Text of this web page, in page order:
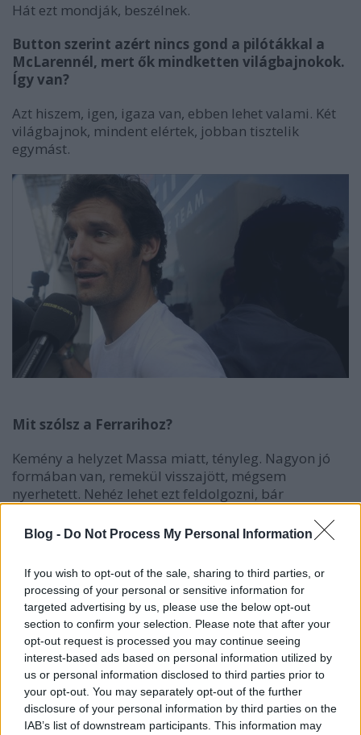
Blog - Do Not Process My Personal Information
If you wish to opt-out of the sale, sharing to third parties, or
processing of your personal or sensitive information for
targeted advertising by us, please use the below opt-out
section to confirm your selection. Please note that after your
opt-out request is processed you may continue seeing
interest-based ads based on personal information utilized by
us or personal information disclosed to third parties prior to
your opt-out. You may separately opt-out of the further
disclosure of your personal information by third parties on the
IAB’s list of downstream participants. This information may
Hát ezt mondják, beszélnek.
Button szerint azért nincs gond a pilótákkal a
McLarennél, mert ők mindketten világbajnokok.
Így van?
Azt hiszem, igen, igaza van, ebben lehet valami. Két
világbajnok, mindent elértek, jobban tisztelik
egymást.
Mit szólsz a Ferrarihoz?
Kemény a helyzet Massa miatt, tényleg. Nagyon jó
formában van, remekül visszajött, mégsem
nyerhetett. Nehéz lehet ezt feldolgozni, bár
Előny Alonsónak, hogy első számú a csapatában?
Nem hiszem, hogy előnyt jelentene az, hogy a
Ferrarinál Alonsót támogatják, de a
csapatsorrenddel kezdeni kell valamit.
Be kéne tiltani?
Betiltani lehetetlen, ezt most is láttuk.
Akkor el kellene törölni a tiltást és engedélyezni?